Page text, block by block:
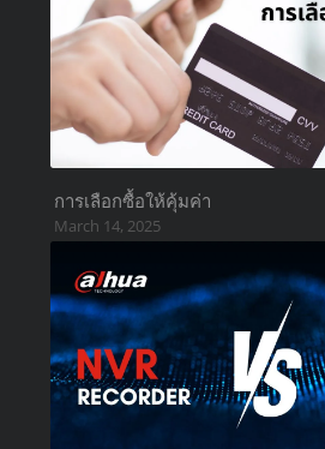
การเลือกซื้อให้คุ้มค่า
March 14, 2025